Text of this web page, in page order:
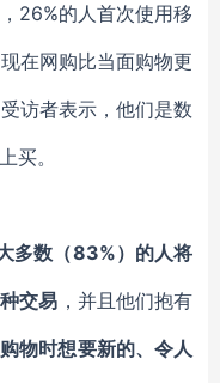
26%的人首次使用移
在网购比当面购物更
访者表示，他们是数
买。
多数 （83%） 的人将
交易 ，并且他们抱有
物时想要新的、令人